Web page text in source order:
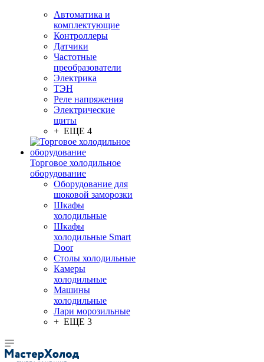
Автоматика и
комплектующие
Контроллеры
Датчики
Частотные
преобразователи
Электрика
ТЭН
Реле напряжения
Электрические
щиты
+ ЕЩЕ 4
Торговое холодильное
оборудование
Оборудование для
шоковой заморозки
Шкафы
холодильные
Шкафы
холодильные Smart
Door
Столы холодильные
Камеры
холодильные
Машины
холодильные
Лари морозильные
+ ЕЩЕ 3